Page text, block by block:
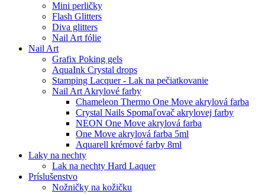
Mini perličky
Flash Glitters
Diva glitters
Nail Art fólie
Nail Art
Grafix Poking gels
AquaInk Crystal drops
Stamping Lacquer - Lak na pečiatkovanie
Nail Art Akrylové farby
Chameleon Thermo One Move akrylová farba
Crystal Nails Spomaľovač akrylovej farby
NEON One Move akrylová farba
One Move akrylová farba 5ml
Aquarell krémové farby 8ml
Laky na nechty
Lak na nechty Hard Laquer
Príslušenstvo
Nožničky na kožičku